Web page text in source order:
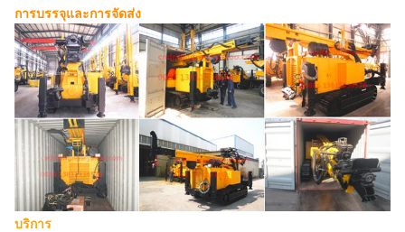
การบรรจุและการจัดส่ง
บริการ